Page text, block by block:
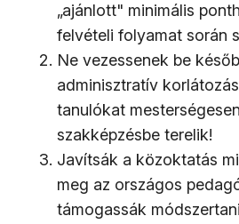
„ajánlott" minimális
felvételi folyamat során
Ne vezessenek be
adminisztratív
tanulókat
szakképzésbe terelik!
Javítsák a közoktatás
meg az országos
támogassák